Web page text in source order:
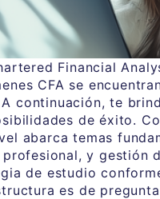
Financial
CFA se
continuación, te
de éxito.
abarca temas
y gestión
de estudio
es de